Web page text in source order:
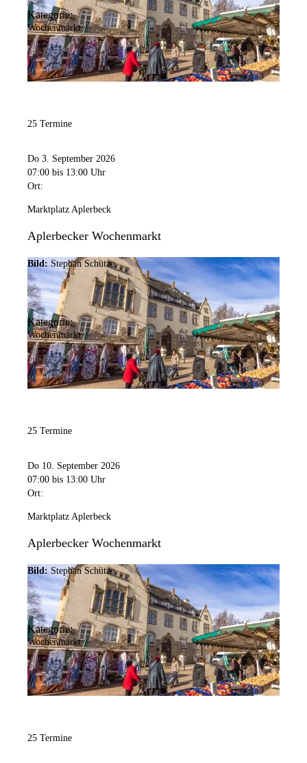
Kategorie:
Wochenmarkt
25 Termine
Do 3. September 2026
07:00 bis 13:00 Uhr
Ort:
Marktplatz Aplerbeck
Aplerbecker Wochenmarkt
Bild: Stephan Schütze
Kategorie:
Wochenmarkt
25 Termine
Do 10. September 2026
07:00 bis 13:00 Uhr
Ort:
Marktplatz Aplerbeck
Aplerbecker Wochenmarkt
Bild: Stephan Schütze
Kategorie:
Wochenmarkt
25 Termine